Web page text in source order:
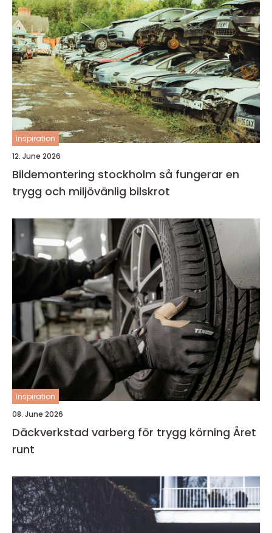
inspiration
12. June 2026
Bildemontering stockholm så fungerar en
trygg och miljövänlig bilskrot
inspiration
08. June 2026
Däckverkstad varberg för trygg körning Året
runt